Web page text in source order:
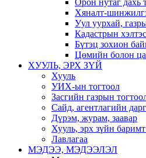
Орон нутаг дахь
Хяналт-
Уул уурхай,
Кадастрын хэлтэс
Бүтэц зохион
Цөмийн болон
ХУУЛЬ, ЭРХ ЗҮЙ
Хууль
УИХ-ын тогтоол
Засгийн газрын
Сайд, агентлагийн
Дүрэм, журам, заавар
Хууль, эрх зүйн
Лавлагаа
МЭДЭЭ, МЭДЭЭЛЭЛ